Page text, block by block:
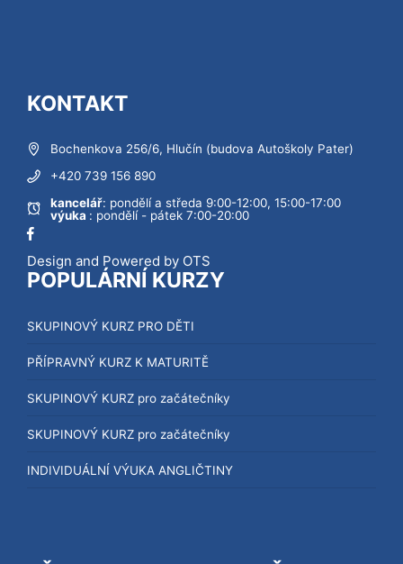
KONTAKT
Bochenkova 256/6, Hlučín (budova Autoškoly Pater)
+420 739 156 890
kancelář: pondělí a středa 9:00-12:00, 15:00-17:00
výuka : pondělí - pátek 7:00-20:00
Design and Powered by OTS
POPULÁRNÍ KURZY
SKUPINOVÝ KURZ PRO DĚTI
PŘÍPRAVNÝ KURZ K MATURITĚ
SKUPINOVÝ KURZ pro začátečníky
SKUPINOVÝ KURZ pro začátečníky
INDIVIDUÁLNÍ VÝUKA ANGLIČTINY